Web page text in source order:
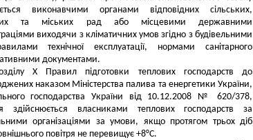
виконавчими органами відповідних сільських,
та міських рад або місцевими державними
виходячи з кліматичних умов згідно з будівельними
технічної експлуатації, нормами санітарного
документами.
X Правил підготовки теплових господарств до
наказом Міністерства палива та енергетики України,
господарства України від 10.12.2008 № 620/378,
здійснюється власниками теплових господарств за
організаціями за умови, якщо протягом трьох діб
повітря не перевищує +8°С.